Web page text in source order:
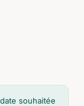
souhaitée